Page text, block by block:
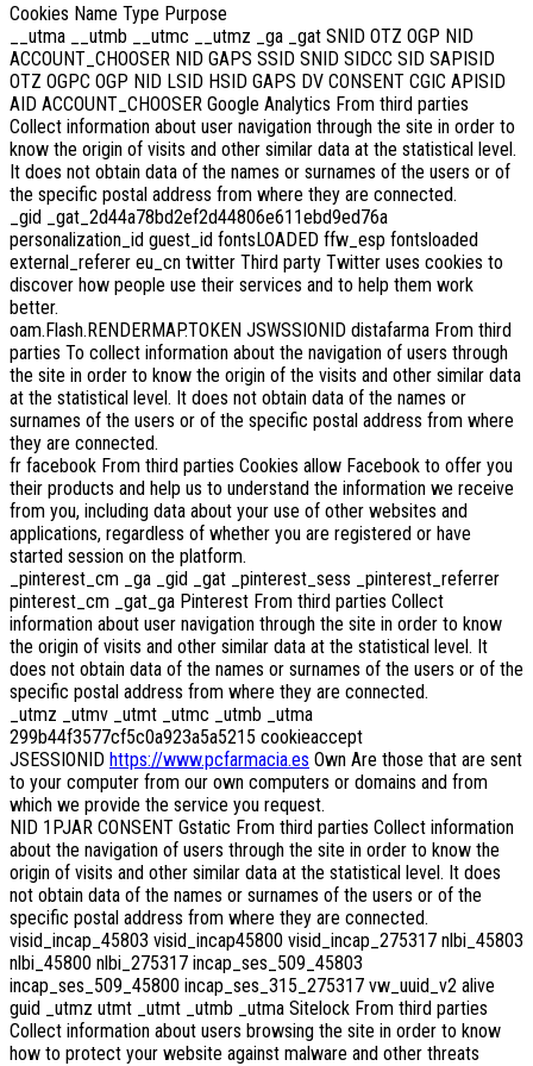
Cookies Name Type Purpose
__utma __utmb __utmc __utmz _ga _gat SNID OTZ OGP NID
ACCOUNT_CHOOSER NID GAPS SSID SNID SIDCC SID SAPISID
OTZ OGPC OGP NID LSID HSID GAPS DV CONSENT CGIC APISID
AID ACCOUNT_CHOOSER Google Analytics From third parties
Collect information about user navigation through the site in order to
know the origin of visits and other similar data at the statistical level.
It does not obtain data of the names or surnames of the users or of
the specific postal address from where they are connected.
_gid _gat_2d44a78bd2ef2d44806e611ebd9ed76a
personalization_id guest_id fontsLOADED ffw_esp fontsloaded
external_referer eu_cn twitter Third party Twitter uses cookies to
discover how people use their services and to help them work
better.
oam.Flash.RENDERMAP.TOKEN JSWSSIONID distafarma From third
parties To collect information about the navigation of users through
the site in order to know the origin of the visits and other similar data
at the statistical level. It does not obtain data of the names or
surnames of the users or of the specific postal address from where
they are connected.
fr facebook From third parties Cookies allow Facebook to offer you
their products and help us to understand the information we receive
from you, including data about your use of other websites and
applications, regardless of whether you are registered or have
started session on the platform.
_pinterest_cm _ga _gid _gat _pinterest_sess _pinterest_referrer
pinterest_cm _gat_ga Pinterest From third parties Collect
information about user navigation through the site in order to know
the origin of visits and other similar data at the statistical level. It
does not obtain data of the names or surnames of the users or of the
specific postal address from where they are connected.
_utmz _utmv _utmt _utmc _utmb _utma
299b44f3577cf5c0a923a5a5215 cookieaccept
JSESSIONID https://www.pcfarmacia.es Own Are those that are sent
to your computer from our own computers or domains and from
which we provide the service you request.
NID 1PJAR CONSENT Gstatic From third parties Collect information
about the navigation of users through the site in order to know the
origin of visits and other similar data at the statistical level. It does
not obtain data of the names or surnames of the users or of the
specific postal address from where they are connected.
visid_incap_45803 visid_incap45800 visid_incap_275317 nlbi_45803
nlbi_45800 nlbi_275317 incap_ses_509_45803
incap_ses_509_45800 incap_ses_315_275317 vw_uuid_v2 alive
guid _utmz utmt _utmt _utmb _utma Sitelock From third parties
Collect information about users browsing the site in order to know
how to protect your website against malware and other threats